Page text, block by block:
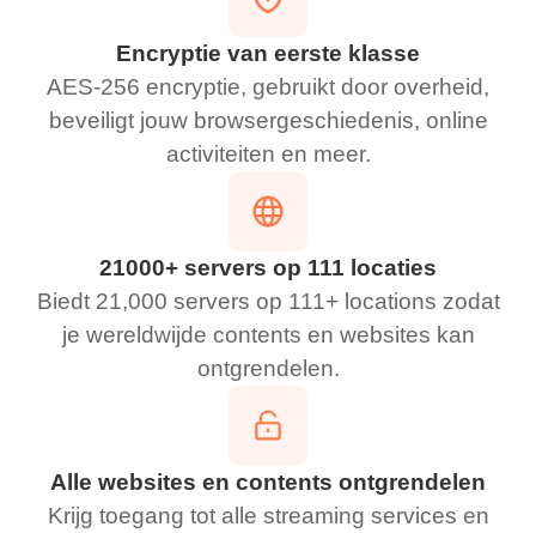
­Encryptie van eerste klasse
AES-256 encryptie, gebruikt door overheid,
beveiligt jouw browsergeschiedenis, online
activiteiten en meer.
21000+ servers op 111 locaties
Biedt 21,000 servers op 111+ locations zodat
je wereldwijde contents en websites kan
ontgrendelen.
Alle websites en contents ontgrendelen
Krijg toegang tot alle streaming services en